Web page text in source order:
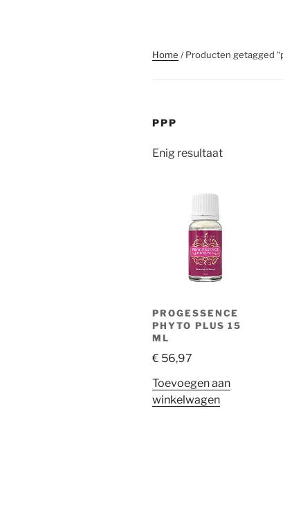
Home / Producten getagged
PPP
Enig resultaat
PROGESSENCE
PHYTO PLUS 15
ML
€ 56,97
Toevoegen aan
winkelwagen